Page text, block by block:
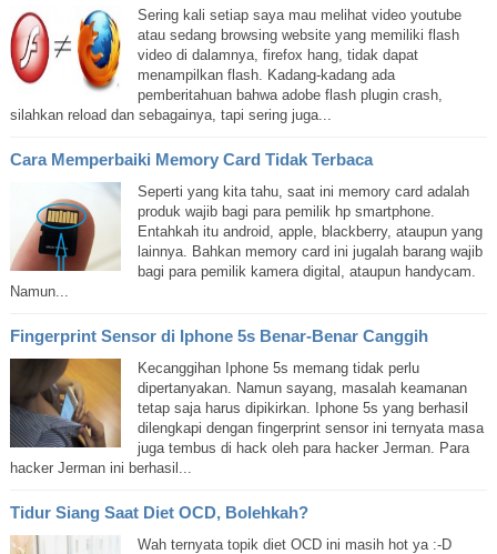
Sering kali setiap saya mau melihat video youtube
atau sedang browsing website yang memiliki flash
video di dalamnya, firefox hang, tidak dapat
menampilkan flash. Kadang-kadang ada
pemberitahuan bahwa adobe flash plugin crash,
silahkan reload dan sebagainya, tapi sering juga...
Cara Memperbaiki Memory Card Tidak Terbaca
Seperti yang kita tahu, saat ini memory card adalah
produk wajib bagi para pemilik hp smartphone.
Entahkah itu android, apple, blackberry, ataupun yang
lainnya. Bahkan memory card ini jugalah barang wajib
bagi para pemilik kamera digital, ataupun handycam.
Namun...
Fingerprint Sensor di Iphone 5s Benar-Benar Canggih
Kecanggihan Iphone 5s memang tidak perlu
dipertanyakan. Namun sayang, masalah keamanan
tetap saja harus dipikirkan. Iphone 5s yang berhasil
dilengkapi dengan fingerprint sensor ini ternyata masa
juga tembus di hack oleh para hacker Jerman. Para
hacker Jerman ini berhasil...
Tidur Siang Saat Diet OCD, Bolehkah?
Wah ternyata topik diet OCD ini masih hot ya :-D